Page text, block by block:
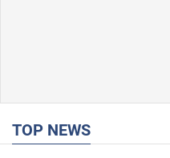
TOP NEWS